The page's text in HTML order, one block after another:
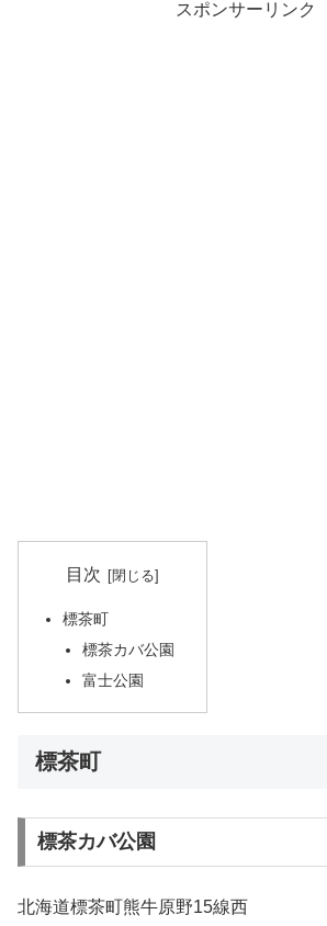
スポンサーリンク
目次
標茶町
標茶カバ公園
富士公園
標茶町
標茶カバ公園
北海道標茶町熊牛原野15線西